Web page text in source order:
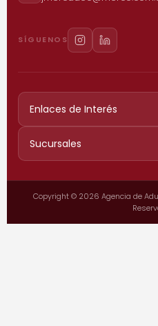
SÍGUENOS
Enlaces de Interés
Sucursales
Copyright © 2026 Agencia de